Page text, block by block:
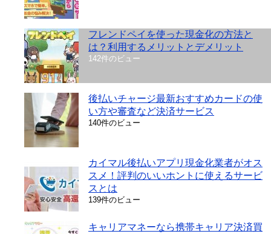
フレンドペイを使った現金化の方法と
は？利用するメリットとデメリット
142件のビュー
後払いチャージ最新おすすめカードの使
い方や審査など決済サービス
140件のビュー
カイマル後払いアプリ現金化業者がオス
スメ！評判のいいホントに使えるサービ
スとは
139件のビュー
キャリアマネーなら携帯キャリア決済買